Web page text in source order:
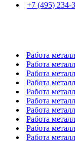
+7 (495) 234-
Работа
Работа
Работа
Работа
Работа
Работа
Работа
Работа
Работа
Работа